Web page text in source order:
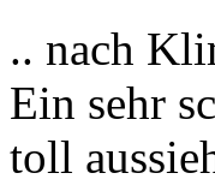
.. nach
Ein sehr
toll